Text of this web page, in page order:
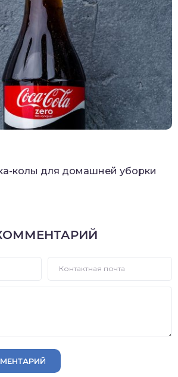
колы для домашней уборки